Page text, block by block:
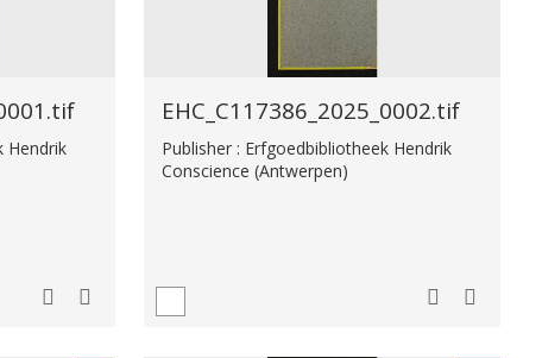
Hendrik
EHC_C117386_2025_0002.tif
Publisher : Erfgoedbibliotheek Hendrik
Conscience (Antwerpen)